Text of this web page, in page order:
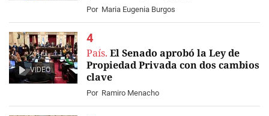
Por Maria Eugenia Burgos
VIDEO
País. El Senado aprobó la Ley de
Propiedad Privada con dos cambios
clave
Por Ramiro Menacho